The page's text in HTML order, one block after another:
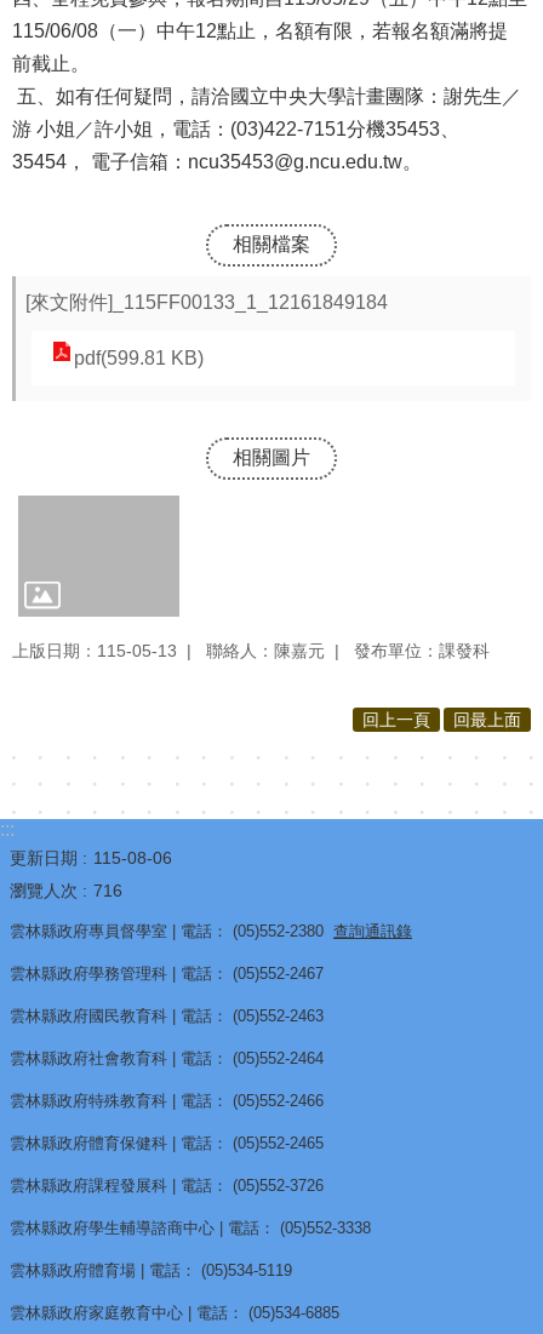
關
事
項
縣
酷
教
果
享
視
兒
少
源
網
別
平
區
樂
比
115/06/08（一）中午12點止，名額有限，若報名額滿將提
前截止。
五、如有任何疑問，請洽國立中央大學計畫團隊：謝先生／
游 小姐／許小姐，電話：(03)422-7151分機35453、
35454， 電子信箱：ncu35453@g.ncu.edu.tw。
相關檔案
[來文附件]_115FF00133_1_12161849184
pdf(599.81 KB)
相關圖片
上版日期：115-05-13 聯絡人：陳嘉元 發布單位：課發科
回上一頁 回最上面
:::
更新日期
115-08-06
瀏覽人次
716
雲林縣政府專員督學室 | 電話： (05)552-2380 查詢通訊錄
雲林縣政府學務管理科 | 電話： (05)552-2467
雲林縣政府國民教育科 | 電話： (05)552-2463
雲林縣政府社會教育科 | 電話： (05)552-2464
雲林縣政府特殊教育科 | 電話： (05)552-2466
雲林縣政府體育保健科 | 電話： (05)552-2465
雲林縣政府課程發展科 | 電話： (05)552-3726
雲林縣政府學生輔導諮商中心 | 電話： (05)552-3338
雲林縣政府體育場 | 電話： (05)534-5119
雲林縣政府家庭教育中心 | 電話： (05)534-6885